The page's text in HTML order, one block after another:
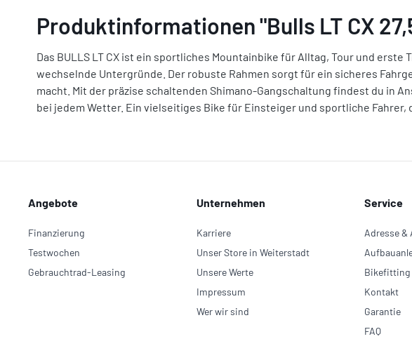
Produktinformationen "Bulls LT CX
Das BULLS LT CX ist ein sportliches Mountainbike für Alltag, Tour und
wechselnde Untergründe. Der robuste Rahmen sorgt für ein sicheres
macht. Mit der präzise schaltenden Shimano-Gangschaltung findest du in
bei jedem Wetter. Ein vielseitiges Bike für Einsteiger und sportliche
Angebote
Finanzierung
Testwochen
Gebrauchtrad-Leasing
Unternehmen
Karriere
Unser Store in Weiterstadt
Unsere Werte
Impressum
Wer wir sind
Service
Adresse &
Bikefitting
Kontakt
Garantie
FAQ